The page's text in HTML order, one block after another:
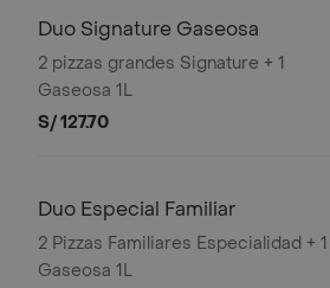
Duo Signature Gaseosa
2 pizzas grandes Signature + 1
Gaseosa 1L
S/ 127.70
Duo Especial Familiar
2 Pizzas Familiares Especialidad + 1
Gaseosa 1L